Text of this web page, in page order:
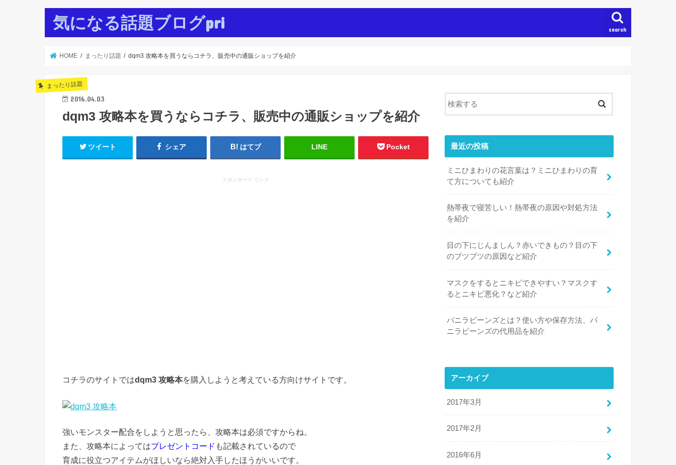
気になる話題ブログpri search
HOME まったり話題 dqm3 攻略本を買うならコチラ、販売中の通販ショップを紹介
まったり話題
2016.04.03
dqm3 攻略本を買うならコチラ、販売中の通販ショップを紹介
ツイート シェア はてブ LINE Pocket
スポンサード リンク
コチラのサイトではdqm3 攻略本を購入しようと考えている方向けサイトです。
強いモンスター配合をしようと思ったら、攻略本は必須ですからね。
また、攻略本によってはプレゼントコード も記載されているので
育成に役立つアイテムがほしいなら絶対入手したほうがいいです。
最近の投稿
ミニひまわりの花言葉は？ミニひまわりの育
て方についても紹介
熱帯夜で寝苦しい！熱帯夜の原因や対処方法
を紹介
目の下にじんましん？赤いできもの？目の下
のブツブツの原因など紹介
マスクをするとニキビできやすい？マスクす
るとニキビ悪化？など紹介
バニラビーンズとは？使い方や保存方法、バ
ニラビーンズの代用品を紹介
アーカイブ
2017年3月
2017年2月
2016年6月